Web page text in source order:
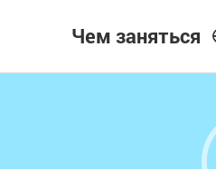
Чем заняться